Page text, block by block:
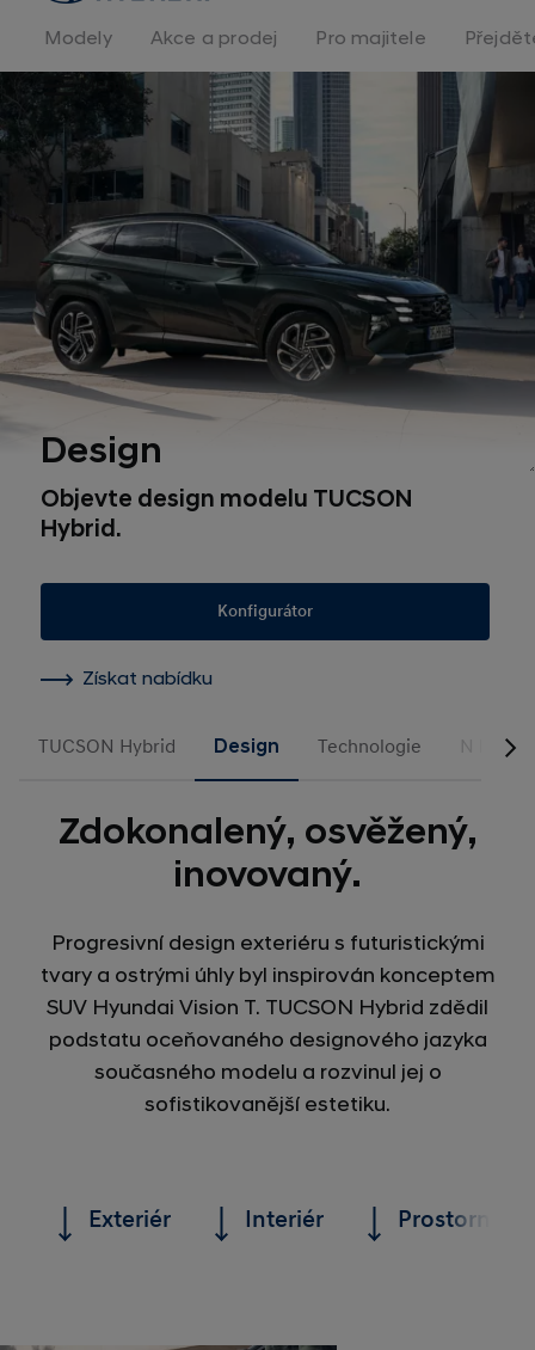
na
homepage
Modely Akce a prodej Pro majitele
Menu
Design
Objevte design modelu TUCSON
Hybrid.
Konfigurátor
Získat nabídku
TUCSON Hybrid Design Technologie N Line
Zdokonalený, osvěžený,
inovovaný.
Progresivní design exteriéru s futuristickými
tvary a ostrými úhly byl inspirován konceptem
SUV Hyundai Vision T. TUCSON Hybrid zdědil
podstatu oceňovaného designového jazyka
současného modelu a rozvinul jej o
sofistikovanější estetiku.
Exteriér Interiér Prostornost